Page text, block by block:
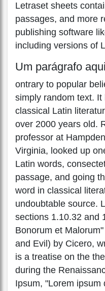
Letraset sheets
passages, and more
publishing software
including versions of
Um parágrafo aqui
ontrary to popular
simply random text.
classical Latin
over 2000 years old.
professor at
Virginia, looked up
Latin words,
passage, and going
word in classical
undoubtable source.
sections 1.10.32 and
Bonorum et
and Evil) by Cicero,
is a treatise on the
during the
Ipsum, "Lorem ipsum